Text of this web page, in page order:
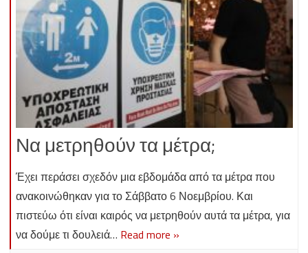
Να μετρηθούν τα μέτρα;
Έχει περάσει σχεδόν μια εβδομάδα από τα μέτρα που
ανακοινώθηκαν για το Σάββατο 6 Νοεμβρίου. Και
πιστεύω ότι είναι καιρός να μετρηθούν αυτά τα μέτρα, για
να δούμε τι δουλειά… Read more »